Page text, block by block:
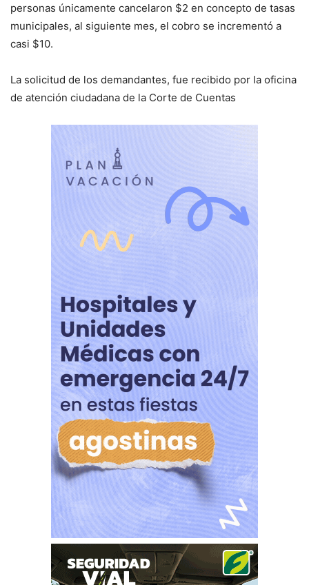
personas únicamente cancelaron $2 en concepto de tasas
municipales, al siguiente mes, el cobro se incrementó a
casi $10.
La solicitud de los demandantes, fue recibido por la oficina
de atención ciudadana de la Corte de Cuentas